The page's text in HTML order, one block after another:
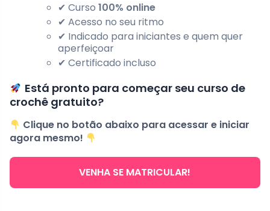
✔ Curso 100% online
✔ Acesso no seu ritmo
✔ Indicado para iniciantes e quem quer
aperfeiçoar
✔ Certificado incluso
Está pronto para começar seu curso de
crochê gratuito?
Clique no botão abaixo para acessar e iniciar
agora mesmo!
VENHA SE MATRICULAR!